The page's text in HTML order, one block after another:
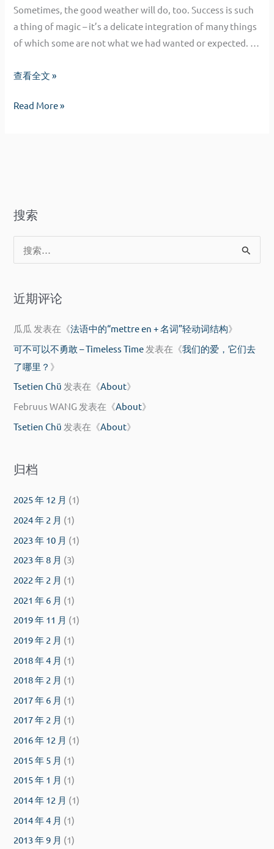
Sometimes, the good weather will do, too. Success is such
a thing of magic – it’s a delicate integration of many things
of which some are not what we had wanted or expected. …
CATTI
好
查看全文 »
CATTI
Read More »
搜索
索
近期评论
瓜瓜 发表在《法语中的“mettre en + 名词”轻动词结构》
可不可以不勇敢 – Timeless Time 发表在《我们的爱，它们去
了哪里？ 》
Tsetien Chü 发表在《About》
Februus WANG 发表在《About》
Tsetien Chü 发表在《About》
归档
2025 年 12 月 (1)
2024 年 2 月 (1)
2023 年 10 月 (1)
2023 年 8 月 (3)
2022 年 2 月 (1)
2021 年 6 月 (1)
2019 年 11 月 (1)
2019 年 2 月 (1)
2018 年 4 月 (1)
2018 年 2 月 (1)
2017 年 6 月 (1)
2017 年 2 月 (1)
2016 年 12 月 (1)
2015 年 5 月 (1)
2015 年 1 月 (1)
2014 年 12 月 (1)
2014 年 4 月 (1)
2013 年 9 月 (1)